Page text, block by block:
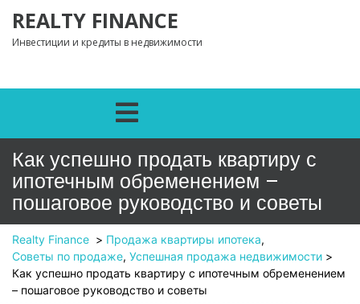
REALTY FINANCE
Инвестиции и кредиты в недвижимости
Как успешно продать квартиру с
ипотечным обременением –
пошаговое руководство и советы
Realty Finance > Продажа квартиры ипотека,
Советы по продаже, Успешная продажа недвижимости >
Как успешно продать квартиру с ипотечным обременением
– пошаговое руководство и советы